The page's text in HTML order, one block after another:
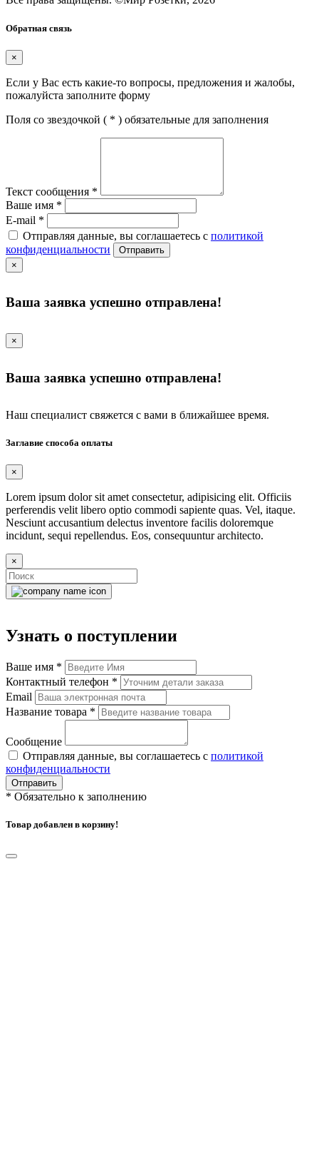
Обратная связь
×
Если у Вас есть какие-то вопросы, предложения и жалобы,
пожалуйста заполните форму
Поля со звездочкой ( * ) обязательные для заполнения
Текст сообщения *
Ваше имя *
E-mail *
Отправляя данные, вы соглашаетесь с политикой
конфиденциальности
Отправить
×
Ваша заявка успешно отправлена!
×
Ваша заявка успешно отправлена!
Наш специалист свяжется с вами в ближайшее время.
Заглавие способа оплаты
×
Lorem ipsum dolor sit amet consectetur, adipisicing elit. Officiis
perferendis velit libero optio commodi sapiente quas. Vel, itaque.
Nesciunt accusantium delectus inventore facilis doloremque
incidunt, sequi repellendus. Eos, consequuntur architecto.
×
Узнать о поступлении
Ваше имя *
Контактный телефон *
Email
Название товара *
Сообщение
Отправляя данные, вы соглашаетесь с политикой
конфиденциальности
Отправить
* Обязательно к заполнению
Товар добавлен в корзину!